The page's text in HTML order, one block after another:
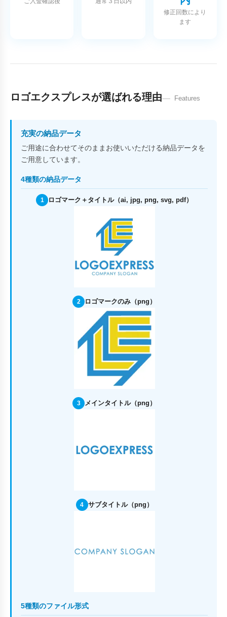
修正回数により
ます
ロゴエクスプレスが選ばれる理由 Features
充実の納品データ
ご用途に合わせてそのままお使いいただける納品データを
ご用意しています。
4種類の納品データ
1 ロゴマーク＋タイトル（ai, jpg, png, svg, pdf）
2 ロゴマークのみ（png）
3 メインタイトル（png）
4 サブタイトル（png）
5種類のファイル形式